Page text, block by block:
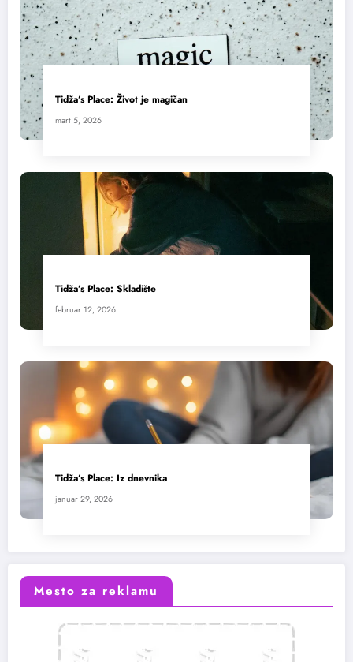
Tidža’s Place: Život je magičan
mart 5, 2026
Tidža’s Place: Skladište
februar 12, 2026
Tidža’s Place: Iz dnevnika
januar 29, 2026
Mesto za reklamu